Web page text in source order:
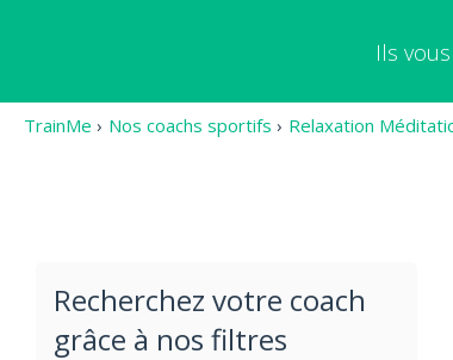
Ils
TrainMe › Nos coachs sportifs › Relaxation
Recherchez votre coach
grâce à nos filtres